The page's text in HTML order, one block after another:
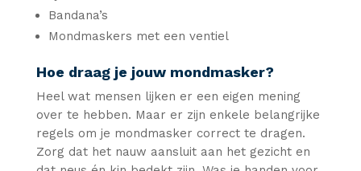
Bandana’s
Mondmaskers met een ventiel
Hoe draag je jouw mondmasker?
Heel wat mensen lijken er een eigen mening
over te hebben. Maar er zijn enkele belangrijke
regels om je mondmasker correct te dragen.
Zorg dat het nauw aansluit aan het gezicht en